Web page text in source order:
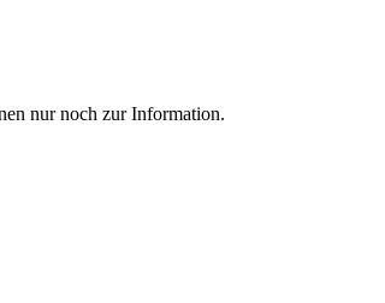
nur noch zur Information.